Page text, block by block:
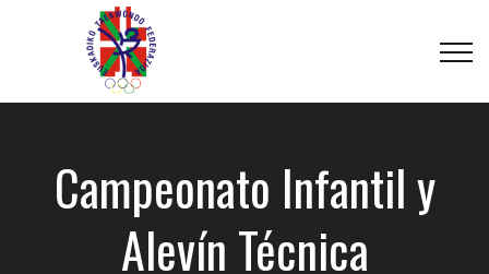
Campeonato Infantil y
Alevín Técnica